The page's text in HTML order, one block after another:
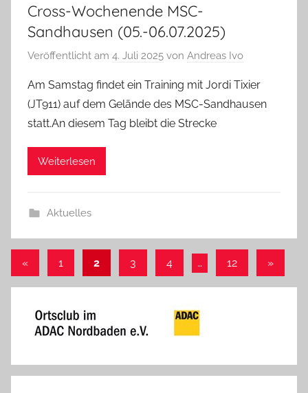
Cross-Wochenende MSC-
Sandhausen (05.-06.07.2025)
Veröffentlicht am 4. Juli 2025 von Andreas Ivo
Am Samstag findet ein Training mit Jordi Tixier
(JT911) auf dem Gelände des MSC-Sandhausen
statt.An diesem Tag bleibt die Strecke
Weiterlesen
Aktuelles
Seitennummerierung
der
Beiträge
«Vorherige
1 2 3 4 … 12
Nächste
»